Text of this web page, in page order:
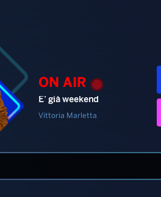
ON AIR
E’ già weekend
Vittoria Marletta